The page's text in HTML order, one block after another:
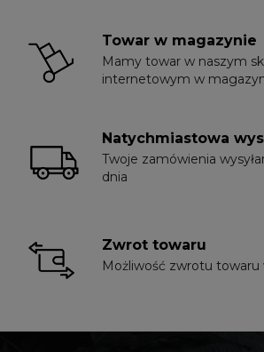
Towar w magazynie
Mamy towar w naszym
internetowym w
Natychmiastowa
Twoje zamówienia
dnia
Zwrot towaru
Możliwość zwrotu towaru